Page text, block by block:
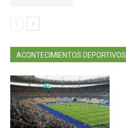
ACONTECIMIENTOS DEPORTIVOS